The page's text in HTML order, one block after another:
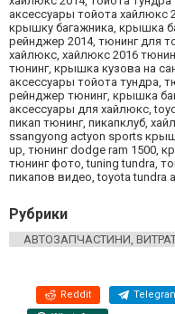
аксессуары тойота хайлюкс
крышку багажника, крышка
рейнджер 2014, тюнинг для
хайлюкс, хайлюкс 2016
тюнинг, крышка кузова на
аксессуары тойота тундра,
рейнджер тюнинг, крышка
аксессуары для хайлюкс,
пикап тюнинг, пикапклуб,
ssangyong actyon sports
up, тюнинг dodge ram 1500,
тюнинг фото, tuning tundra,
пикапов видео, toyota tundra
Рубрики
АВТОЗАПЧАСТИНИ,
Reddit